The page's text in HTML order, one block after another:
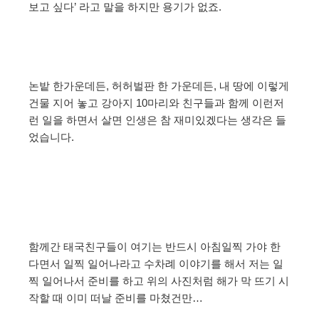
보고 싶다’ 라고 말을 하지만 용기가 없죠.
논밭 한가운데든, 허허벌판 한 가운데든, 내 땅에 이렇게
건물 지어 놓고 강아지 10마리와 친구들과 함께 이런저
런 일을 하면서 살면 인생은 참 재미있겠다는 생각은 들
었습니다.
함께간 태국친구들이 여기는 반드시 아침일찍 가야 한
다면서 일찍 일어나라고 수차례 이야기를 해서 저는 일
찍 일어나서 준비를 하고 위의 사진처럼 해가 막 뜨기 시
작할 때 이미 떠날 준비를 마쳤건만…